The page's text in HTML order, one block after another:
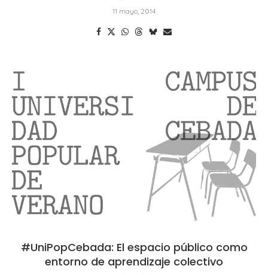
11 mayo, 2014
#UniPopCebada: El espacio público como
entorno de aprendizaje colectivo